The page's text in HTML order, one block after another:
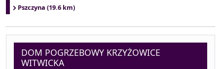
Pszczyna (19.6 km)
DOM POGRZEBOWY KRZYŻOWICE
WITWICKA